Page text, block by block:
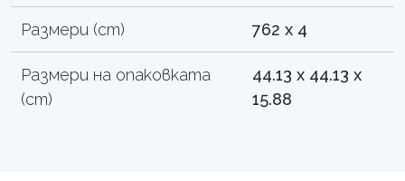
Размери (cm) 762 x 4
Размери на опаковката
(cm)
44.13 x 44.13 x
15.88